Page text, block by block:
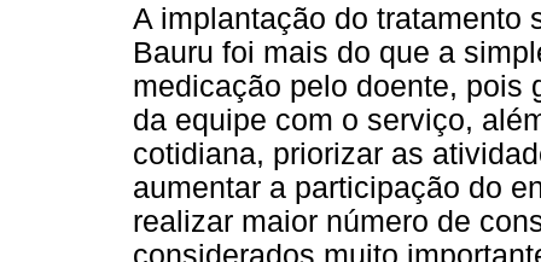
A implantação do tratamento
Bauru foi mais do que a
medicação pelo doente, pois
da equipe com o serviço,
cotidiana, priorizar as
aumentar a participação do
realizar maior número de
considerados muito